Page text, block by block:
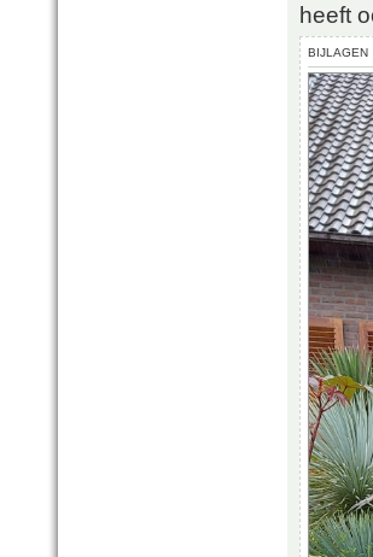
heeft
BIJLAGEN